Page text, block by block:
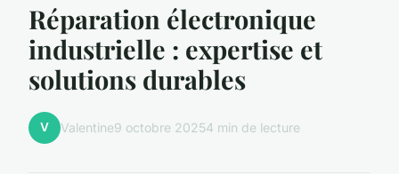
Réparation électronique
industrielle : expertise et
solutions durables
V Valentine9 octobre 20254 min de lecture